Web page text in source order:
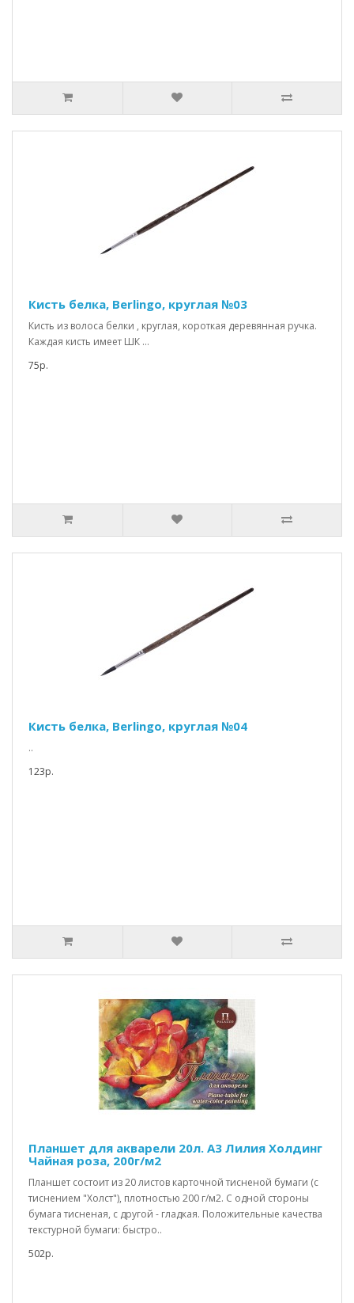
Кисть белка, Berlingo, круглая №03
Кисть из волоса белки , круглая, короткая деревянная ручка.
Каждая кисть имеет ШК ...
75р.
Кисть белка, Berlingo, круглая №04
..
123р.
Планшет для акварели 20л. А3 Лилия Холдинг
Чайная роза, 200г/м2
Планшет состоит из 20 листов карточной тисненой бумаги (с
тиснением "Холст"), плотностью 200 г/м2. C одной стороны
бумага тисненая, с другой - гладкая. Положительные качества
текстурной бумаги: быстро..
502р.